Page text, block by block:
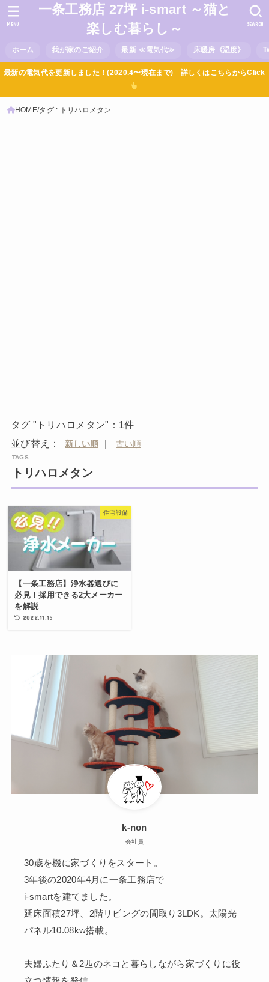
一条工務店 27坪 i-smart ～猫と
楽しむ暮らし～
ホーム 我が家のご紹介 最新 ≪電気代≫ 床暖房《温度》
SEARCH
MENU
最新の電気代を更新しました！(2020.4〜現在まで) 詳しくはこちらからClick
HOME タグ : トリハロメタン
タグ "トリハロメタン"：1件
並び替え：
｜
トリハロメタン
住宅設備
【一条工務店】浄水器選びに
必見！採用できる2大メーカー
を解説
2022.11.15
k-non
会社員
30歳を機に家づくりをスタート。
3年後の2020年4月に一条工務店で
i-smartを建てました。
延床面積27坪、2階リビングの間取り3LDK。太陽光
パネル10.08kw搭載。
夫婦ふたり＆2匹のネコと暮らしながら家づくりに役